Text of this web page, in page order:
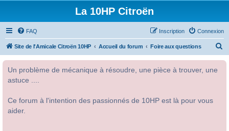
La 10HP Citroën
FAQ Connexion
Inscription
Site de l'Amicale Citroën 10HP Accueil du forum Foire aux questions
Un problème de mécanique à résoudre, une pièce à trouver, une
astuce ....
Ce forum à l'intention des passionnés de 10HP est là pour vous
aider.